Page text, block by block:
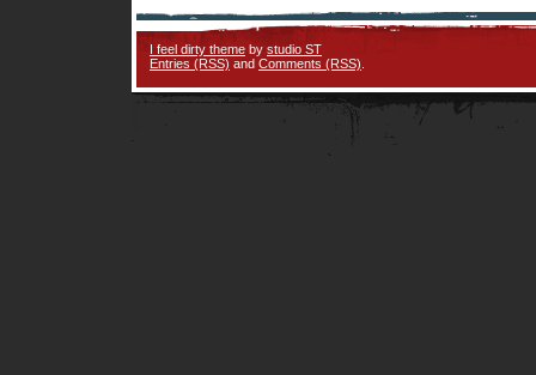
I feel dirty theme by studio ST
Entries (RSS) and Comments (RSS)